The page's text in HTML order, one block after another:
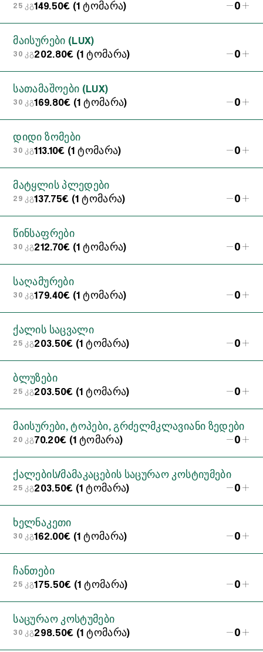
25 კგ149.50€ (1 ტომარა) 0
მაისურები (LUX)
30 კგ202.80€ (1 ტომარა) 0
სათამაშოები (LUX)
30 კგ169.80€ (1 ტომარა) 0
დიდი ზომები
30 კგ113.10€ (1 ტომარა) 0
მატყლის პლედები
29 კგ137.75€ (1 ტომარა) 0
წინსაფრები
30 კგ212.70€ (1 ტომარა) 0
საღამურები
30 კგ179.40€ (1 ტომარა) 0
ქალის საცვალი
25 კგ203.50€ (1 ტომარა) 0
ბლუზები
25 კგ203.50€ (1 ტომარა) 0
მაისურები, ტოპები, გრძელმკლავიანი ზედები
20 კგ70.20€ (1 ტომარა) 0
ქალების/მამაკაცების საცურაო კოსტიუმები
25 კგ203.50€ (1 ტომარა) 0
ხელნაკეთი
30 კგ162.00€ (1 ტომარა) 0
ჩანთები
25 კგ175.50€ (1 ტომარა) 0
საცურაო კოსტუმები
30 კგ298.50€ (1 ტომარა) 0